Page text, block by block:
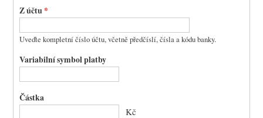
Z účtu*
Uveďte kompletní číslo účtu, včetně předčíslí, čísla a kódu banky.
Variabilní symbol platby
Částka
Kč